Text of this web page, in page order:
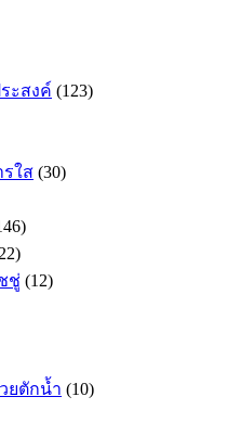
ะสงค์ (123)
ใส (30)
ชู่ (12)
ยตักน้ำ (10)